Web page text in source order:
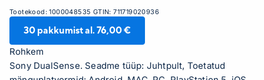
Tootekood:1000048535 GTIN:711719020936
30 pakkumist al. 76,00 €
Rohkem
Sony DualSense. Seadme tüüp: Juhtpult, Toetatud